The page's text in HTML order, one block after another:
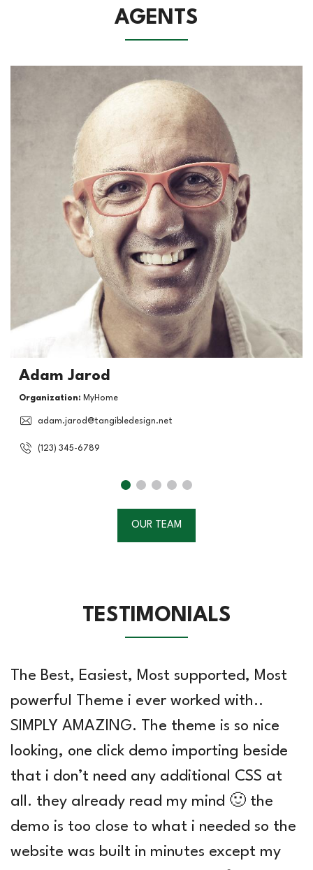
AGENTS
Adam Jarod
Organization: MyHome
adam.jarod@tangibledesign.net
(123) 345-6789
OUR TEAM
TESTIMONIALS
The Best, Easiest, Most supported, Most
powerful Theme i ever worked with..
SIMPLY AMAZING. The theme is so nice
looking, one click demo importing beside
that i don’t need any additional CSS at
all. they already read my mind 🙂 the
demo is too close to what i needed so the
website was built in minutes except my